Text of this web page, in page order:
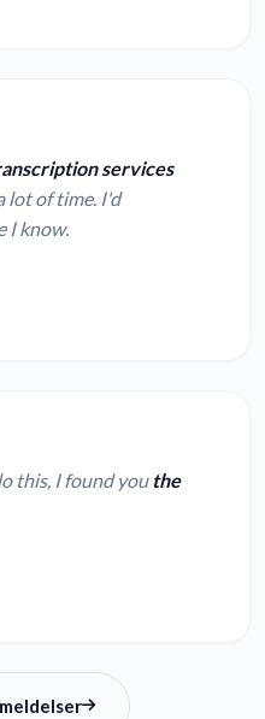
services
lot of time. I'd
I know.
this, I found you the